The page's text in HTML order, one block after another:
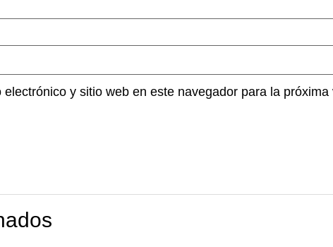
y sitio web en este navegador para la